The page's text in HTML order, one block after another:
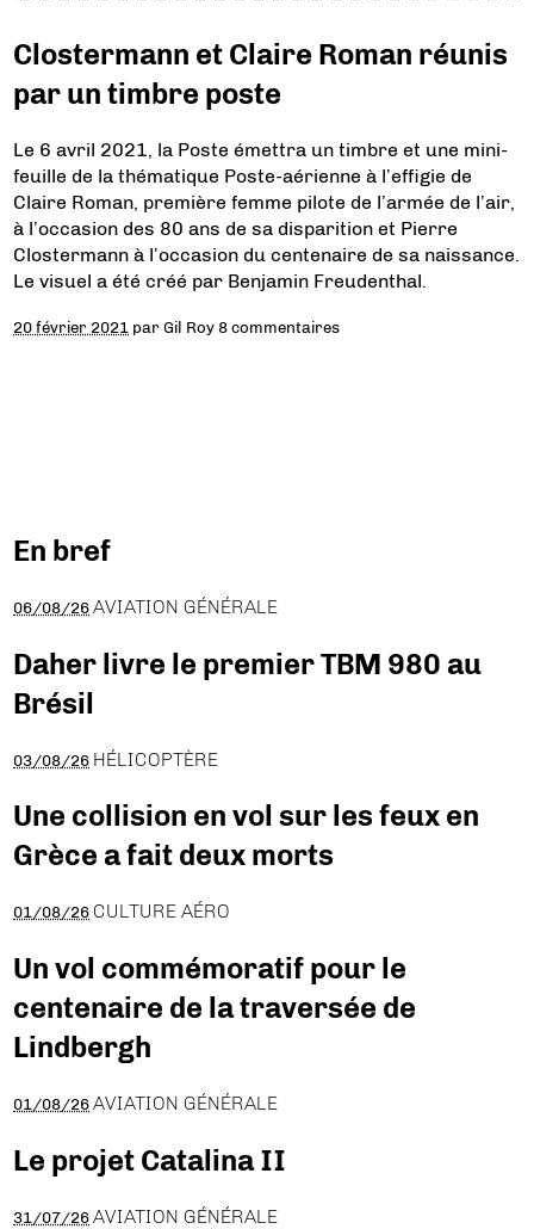
Clostermann et Claire Roman réunis
par un timbre poste
Le 6 avril 2021, la Poste émettra un timbre et une mini-
feuille de la thématique Poste-aérienne à l’effigie de
Claire Roman, première femme pilote de l’armée de l’air,
à l’occasion des 80 ans de sa disparition et Pierre
Clostermann à l’occasion du centenaire de sa naissance.
Le visuel a été créé par Benjamin Freudenthal.
20 février 2021 parGil Roy 8 commentaires
En bref
06/08/26 AVIATION GÉNÉRALE
Daher livre le premier TBM 980 au
Brésil
03/08/26 HÉLICOPTÈRE
Une collision en vol sur les feux en
Grèce a fait deux morts
01/08/26 CULTURE AÉRO
Un vol commémoratif pour le
centenaire de la traversée de
Lindbergh
01/08/26 AVIATION GÉNÉRALE
Le projet Catalina II
31/07/26 AVIATION GÉNÉRALE